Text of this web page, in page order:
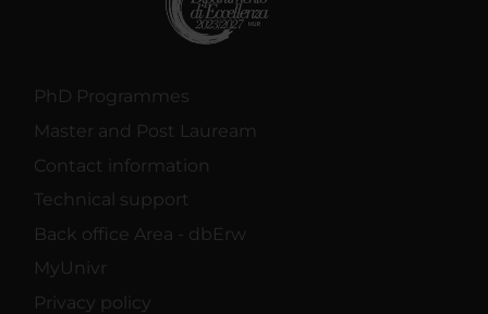
PhD Programmes
Master and Post Lauream
Contact information
Technical support
Back office Area - dbErw
MyUnivr
Privacy policy